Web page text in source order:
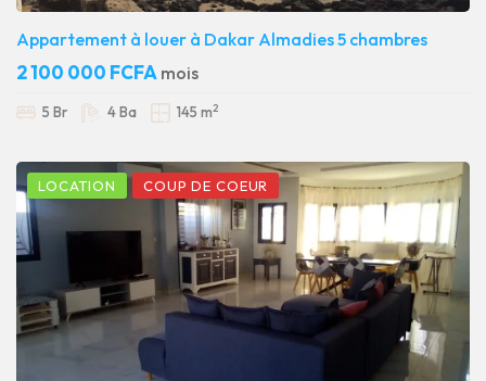
Appartement à louer à Dakar Almadies 5 chambres
2 100 000 FCFA mois
5 Br 4 Ba 145 m2
LOCATION COUP DE COEUR